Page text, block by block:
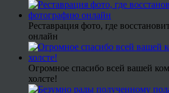
Реставрация фото, где
онлайн
Огромное спасибо всей вашей
холсте!